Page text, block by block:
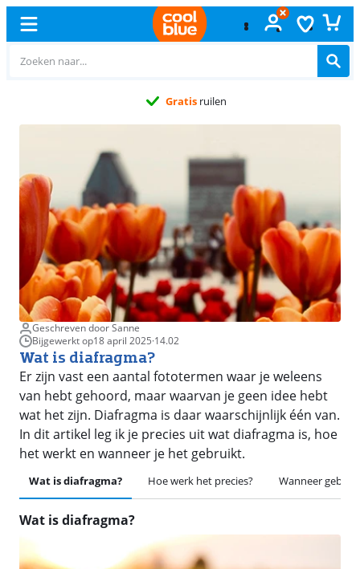
Gratis ruilen
Geschreven door Sanne
Bijgewerkt op18 april 2025·14.02
Wat is diafragma?
Er zijn vast een aantal fototermen waar je weleens
van hebt gehoord, maar waarvan je geen idee hebt
wat het zijn. Diafragma is daar waarschijnlijk één van.
In dit artikel leg ik je precies uit wat diafragma is, hoe
het werkt en wanneer je het gebruikt.
Wat is diafragma? Hoe werk het precies? Wanneer
Wat is diafragma?